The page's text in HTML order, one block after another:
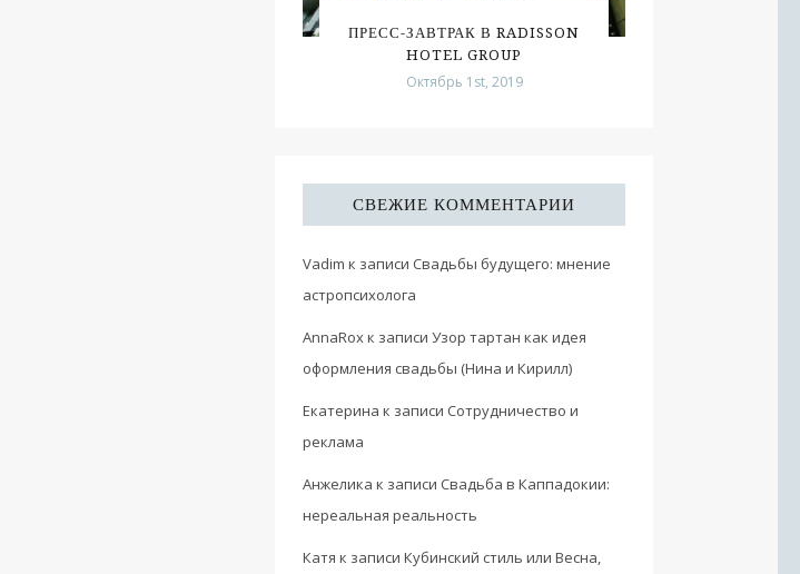
ПРЕСС-ЗАВТРАК В RADISSON
HOTEL GROUP
Октябрь 1st, 2019
СВЕЖИЕ КОММЕНТАРИИ
Vadim к записи Свадьбы будущего: мнение
астропсихолога
AnnaRoxк записи Узор тартан как идея
оформления свадьбы (Нина и Кирилл)
Екатерина к записи Сотрудничество и
реклама
Анжелика к записи Свадьба в Каппадокии:
нереальная реальность
Катя к записи Кубинский стиль или Весна,